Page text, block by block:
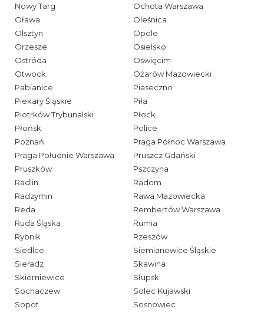
Nowy Targ
Ochota Warszawa
Oława
Oleśnica
Olsztyn
Opole
Orzesze
Osielsko
Ostróda
Oświęcim
Otwock
Ożarów Mazowiecki
Pabianice
Piaseczno
Piekary Śląskie
Piła
Piotrków Trybunalski
Płock
Płońsk
Police
Poznań
Praga Północ Warszawa
Praga Południe Warszawa
Pruszcz Gdański
Pruszków
Pszczyna
Radlin
Radom
Radzymin
Rawa Mazowiecka
Reda
Rembertów Warszawa
Ruda Śląska
Rumia
Rybnik
Rzeszów
Siedlce
Siemianowice Śląskie
Sieradz
Skawina
Skierniewice
Słupsk
Sochaczew
Solec Kujawski
Sopot
Sosnowiec